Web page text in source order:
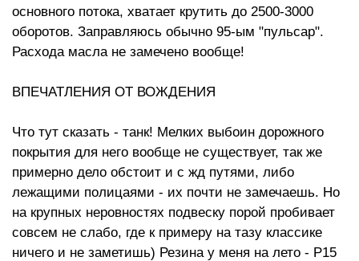
основного потока, хватает крутить до 2500-3000
оборотов. Заправляюсь обычно 95-ым "пульсар".
Расхода масла не замечено вообще!
ВПЕЧАТЛЕНИЯ ОТ ВОЖДЕНИЯ
Что тут сказать - танк! Мелких выбоин дорожного
покрытия для него вообще не существует, так же
примерно дело обстоит и с жд путями, либо
лежащими полицаями - их почти не замечаешь. Но
на крупных неровностях подвеску порой пробивает
совсем не слабо, где к примеру на тазу классике
ничего и не заметишь) Резина у меня на лето - Р15